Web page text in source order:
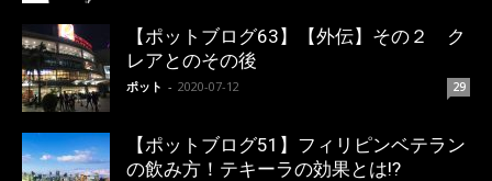
【ポットブログ63】【外伝】その２ ク
レアとのその後
ポット - 2020-07-12 29
【ポットブログ51】フィリピンベテラン
の飲み方！テキーラの効果とは!?